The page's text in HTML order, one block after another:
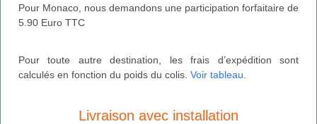
Pour Monaco, nous demandons une participation forfaitaire de
5.90 Euro TTC
Pour toute autre destination, les frais d’expédition sont
calculés en fonction du poids du colis. Voir tableau
Livraison avec installation